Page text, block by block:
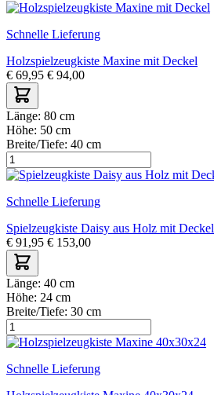
Schnelle Lieferung
Holzspielzeugkiste Maxine mit Deckel
€ 69,95 € 94,00
Länge: 80 cm
Höhe: 50 cm
Breite/Tiefe: 40 cm
Schnelle Lieferung
Spielzeugkiste Daisy aus Holz mit Deckel
€ 91,95 € 153,00
Länge: 40 cm
Höhe: 24 cm
Breite/Tiefe: 30 cm
Schnelle Lieferung